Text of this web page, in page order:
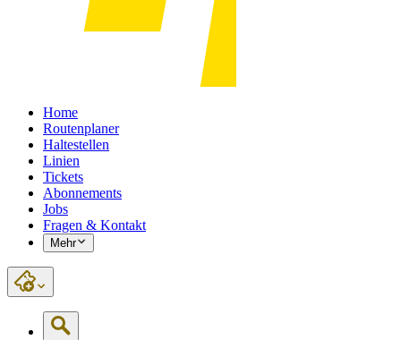
Home
Routenplaner
Haltestellen
Linien
Tickets
Abonnements
Jobs
Fragen & Kontakt
Mehr